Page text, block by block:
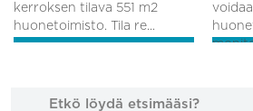
kerroksen tilava 551 m2
huonetoimisto. Tila re...
Etkö löydä etsimääsi?